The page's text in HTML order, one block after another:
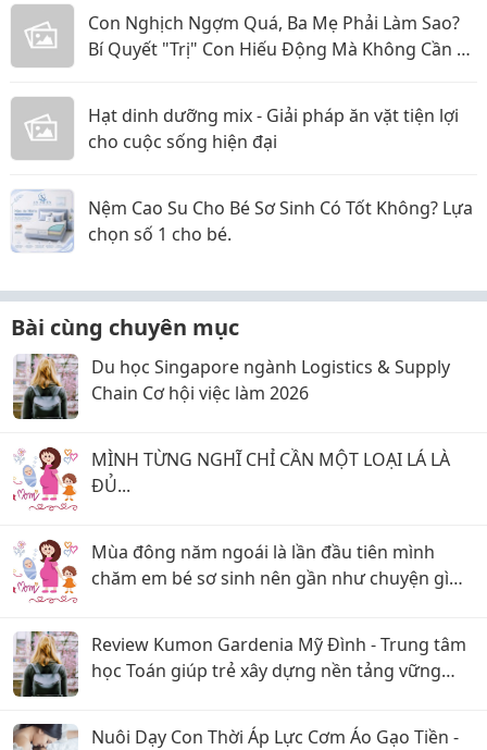
Con Nghịch Ngợm Quá, Ba Mẹ Phải Làm Sao?
Bí Quyết "Trị" Con Hiếu Động Mà Không Cần La
Hạt dinh dưỡng mix - Giải pháp ăn vặt tiện lợi
cho cuộc sống hiện đại
Nệm Cao Su Cho Bé Sơ Sinh Có Tốt Không? Lựa
chọn số 1 cho bé.
Bài cùng chuyên mục
Du học Singapore ngành Logistics & Supply
Chain Cơ hội việc làm 2026
MÌNH TỪNG NGHĨ CHỈ CẦN MỘT LOẠI LÁ LÀ
ĐỦ...
Mùa đông năm ngoái là lần đầu tiên mình
chăm em bé sơ sinh nên gần như chuyện gì
Review Kumon Gardenia Mỹ Đình - Trung tâm
học Toán giúp trẻ xây dựng nền tảng vững
Nuôi Dạy Con Thời Áp Lực Cơm Áo Gạo Tiền -